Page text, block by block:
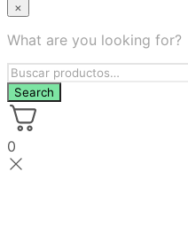
×
What are you looking for?
0